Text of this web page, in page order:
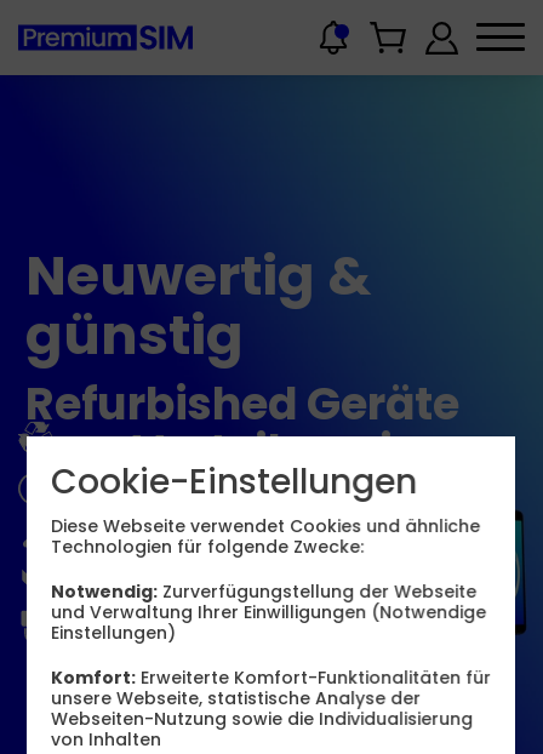
Neuwertig &
günstig
Refurbished Geräte
zum Vorteilspreis
Nachhaltig& preiswert
24 MonateGewährleistung
Professionellaufbereitet
Geprüfte
Cookie-Einstellungen
Diese Webseite verwendet Cookies und ähnliche
Technologien für folgende Zwecke:
Notwendig: Zurverfügungstellung der Webseite
und Verwaltung Ihrer Einwilligungen (Notwendige
Einstellungen)
Komfort: Erweiterte Komfort-Funktionalitäten für
unsere Webseite, statistische Analyse der
Webseiten-Nutzung sowie die Individualisierung
von Inhalten